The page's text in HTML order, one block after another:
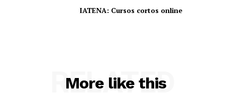
IATENA: Cursos cortos online
More like this
RELATED